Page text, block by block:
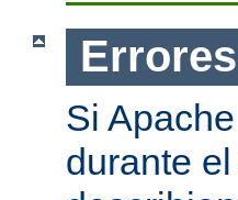
Si
durante